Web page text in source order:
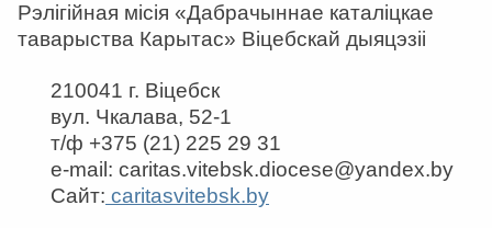
Рэлігійная місія «Дабрачыннае каталіцкае
таварыства Карытас» Віцебскай дыяцэзіі
210041 г. Віцебск
вул. Чкалава, 52-1
т/ф +375 (21) 225 29 31
e-mail: caritas.vitebsk.diocese@yandex.by
Сайт: caritasvitebsk.by